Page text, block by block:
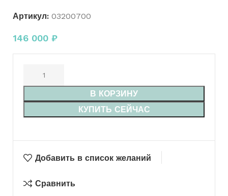
Артикул: 03200700
146 000 ₽
В КОРЗИНУ
КУПИТЬ СЕЙЧАС
Добавить в список желаний
Сравнить